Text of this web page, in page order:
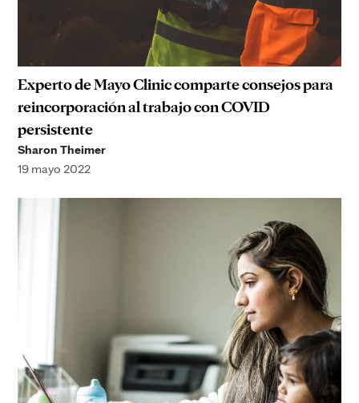
Experto de Mayo Clinic comparte consejos para
reincorporación al trabajo con COVID
persistente
Sharon Theimer
19 mayo 2022